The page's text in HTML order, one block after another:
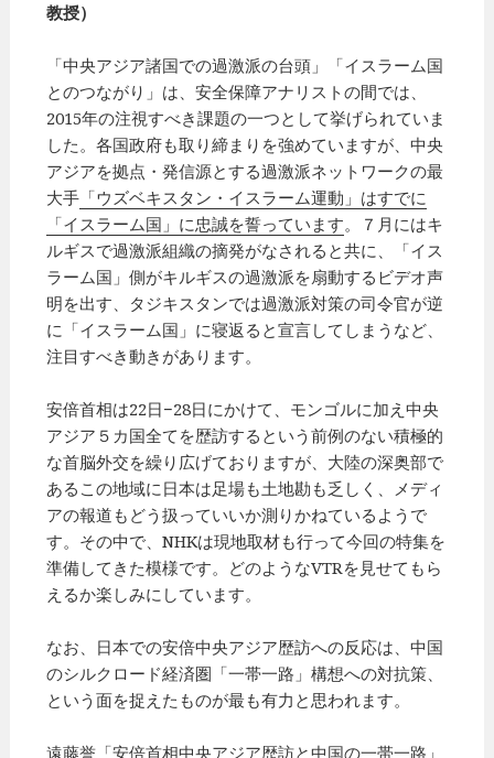
教授）
「中央アジア諸国での過激派の台頭」「イスラーム国
とのつながり」は、安全保障アナリストの間では、
2015年の注視すべき課題の一つとして挙げられていま
した。各国政府も取り締まりを強めていますが、中央
アジアを拠点・発信源とする過激派ネットワークの最
大手 「ウズベキスタン・イスラーム運動」はすでに
「イスラーム国」に忠誠を誓っています。７月にはキ
ルギスで過激派組織の摘発がなされると共に、「イス
ラーム国」側がキルギスの過激派を扇動するビデオ声
明を出す、タジキスタンでは過激派対策の司令官が逆
に「イスラーム国」に寝返ると宣言してしまうなど、
注目すべき動きがあります。
安倍首相は22日−28日にかけて、モンゴルに加え中央
アジア５カ国全てを歴訪するという前例のない積極的
な首脳外交を繰り広げておりますが、大陸の深奥部で
あるこの地域に日本は足場も土地勘も乏しく、メディ
アの報道もどう扱っていいか測りかねているようで
す。その中で、NHKは現地取材も行って今回の特集を
準備してきた模様です。どのようなVTRを見せてもら
えるか楽しみにしています。
なお、日本での安倍中央アジア歴訪への反応は、中国
のシルクロード経済圏「一帯一路」構想への対抗策、
という面を捉えたものが最も有力と思われます。
遠藤誉「安倍首相中央アジア歴訪と中国の一帯一路」